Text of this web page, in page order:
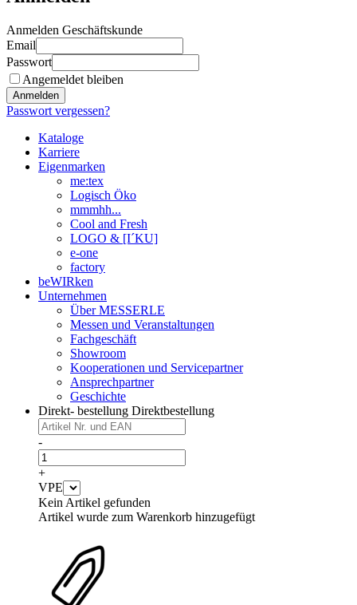
Anmelden Geschäftskunde
Email
Passwort
Angemeldet bleiben
Anmelden
Passwort vergessen?
Kataloge
Karriere
Eigenmarken
me:tex
Logisch Öko
mmmhh...
Cool and Fresh
LOGO & [I´KU]
e-one
factory
beWIRken
Unternehmen
Über MESSERLE
Messen und Veranstaltungen
Fachgeschäft
Showroom
Kooperationen und Servicepartner
Ansprechpartner
Geschichte
Direkt- bestellung Direktbestellung
-
+
VPE
Kein Artikel gefunden
Artikel wurde zum Warenkorb hinzugefügt